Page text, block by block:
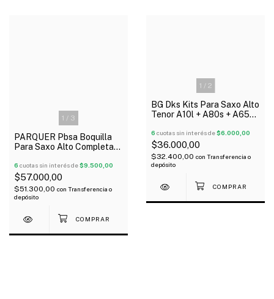
1 / 3
PARQUER Pbsa Boquilla
Para Saxo Alto Completa
6 cuotas sin interés de$9.500,00
$57.000,00
$51.300,00 con Transferencia o
depósito
1 / 2
BG Dks Kits Para Saxo Alto
Tenor A10l + A80s + A65s
6 cuotas sin interés de$6.000,00
$36.000,00
$32.400,00 con Transferencia o
depósito